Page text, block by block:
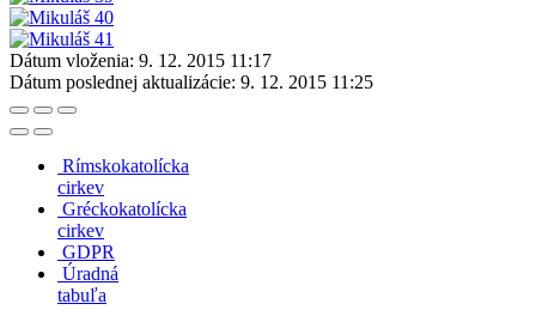
Dátum vloženia: 9. 12. 2015 11:17
Dátum poslednej aktualizácie: 9. 12. 2015 11:25
Rímskokatolícka
cirkev
Gréckokatolícka
cirkev
GDPR
Úradná
tabuľa